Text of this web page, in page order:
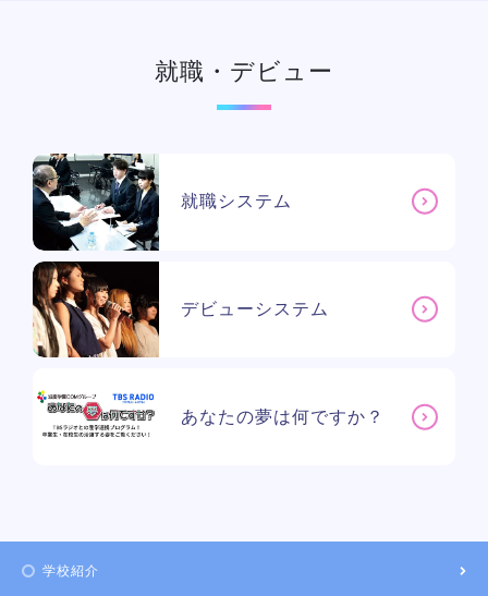
就職・デビュー
就職システム
デビューシステム
あなたの夢は何ですか？
学校紹介